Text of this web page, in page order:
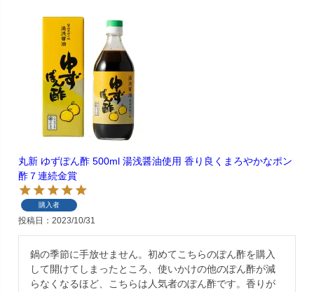
丸新 ゆずぽん酢 500ml 湯浅醤油使用 香り良くまろやかなポン
酢７連続金賞
購入者
投稿日 2023/10/31
鍋の季節に手放せません。初めてこちらのぽん酢を購入
して開けてしまったところ、使いかけの他のぽん酢が減
らなくなるほど、こちらは人気者のぽん酢です。香りが